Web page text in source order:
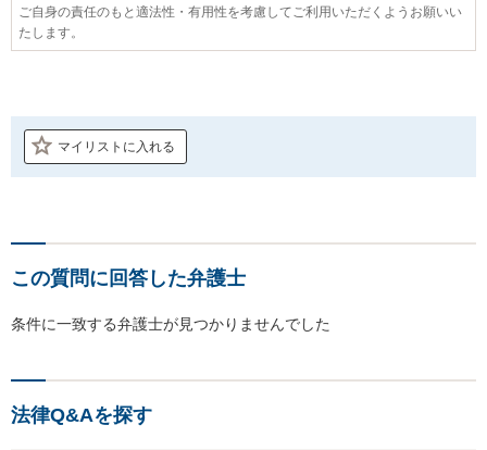
ご自身の責任のもと適法性・有用性を考慮してご利用いただくようお願いい
たします。
マイリストに入れる
この質問に回答した弁護士
条件に一致する弁護士が見つかりませんでした
法律Q&Aを探す